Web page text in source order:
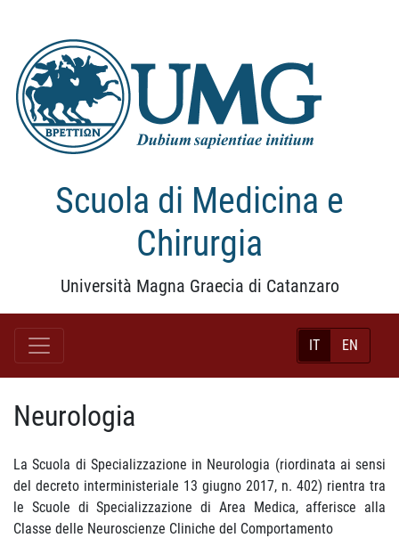
Scuola di Medicina e
Chirurgia
Università Magna Graecia di Catanzaro
IT EN
Neurologia
La Scuola di Specializzazione in Neurologia (riordinata ai sensi
del decreto interministeriale 13 giugno 2017, n. 402) rientra tra
le Scuole di Specializzazione di Area Medica, afferisce alla
Classe delle Neuroscienze Cliniche del Comportamento